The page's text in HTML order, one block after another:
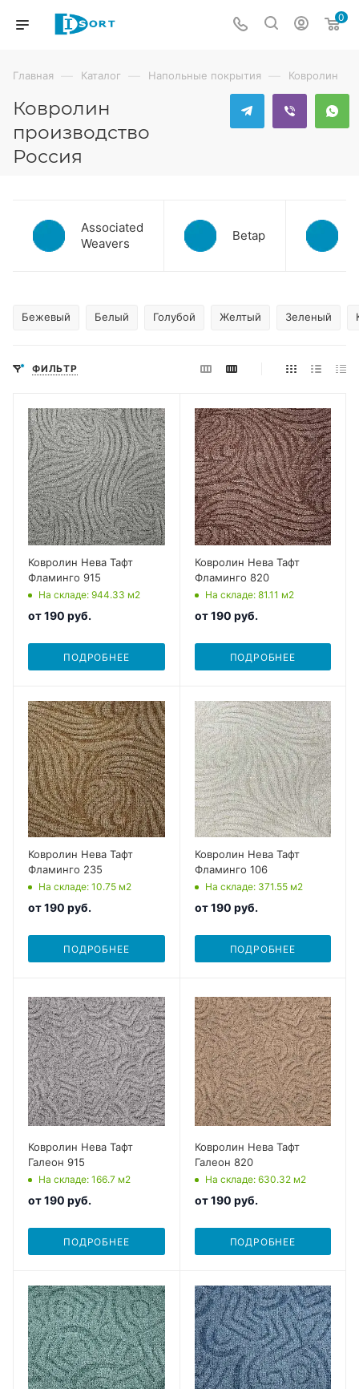
0
Главная — Каталог — Напольные покрытия — Ковролин
Ковролин
производство
Россия
Associated
Weavers
Betap
Бежевый Белый Голубой Желтый Зеленый
ФИЛЬТР
Ковролин Нева Тафт
Фламинго 915
На складе: 944.33 м2
от190 руб.
ПОДРОБНЕЕ
Ковролин Нева Тафт
Фламинго 820
На складе: 81.11 м2
от190 руб.
ПОДРОБНЕЕ
Ковролин Нева Тафт
Фламинго 235
На складе: 10.75 м2
от190 руб.
ПОДРОБНЕЕ
Ковролин Нева Тафт
Фламинго 106
На складе: 371.55 м2
от190 руб.
ПОДРОБНЕЕ
Ковролин Нева Тафт
Галеон 915
На складе: 166.7 м2
от190 руб.
ПОДРОБНЕЕ
Ковролин Нева Тафт
Галеон 820
На складе: 630.32 м2
от190 руб.
ПОДРОБНЕЕ